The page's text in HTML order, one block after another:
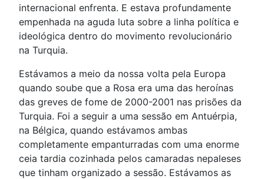
internacional enfrenta. E estava profundamente
empenhada na aguda luta sobre a linha política e
ideológica dentro do movimento revolucionário
na Turquia.
Estávamos a meio da nossa volta pela Europa
quando soube que a Rosa era uma das heroínas
das greves de fome de 2000-2001 nas prisões da
Turquia. Foi a seguir a uma sessão em Antuérpia,
na Bélgica, quando estávamos ambas
completamente empanturradas com uma enorme
ceia tardia cozinhada pelos camaradas nepaleses
que tinham organizado a sessão. Estávamos as